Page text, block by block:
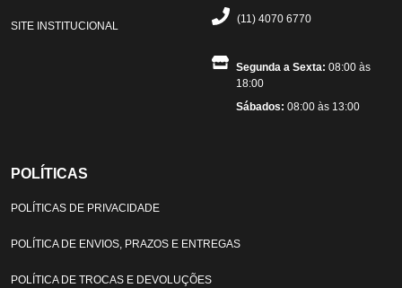
SITE INSTITUCIONAL
(11) 4070 6770
Segunda a Sexta: 08:00 às
18:00
Sábados: 08:00 às 13:00
POLÍTICAS
POLÍTICAS DE PRIVACIDADE
POLÍTICA DE ENVIOS, PRAZOS E ENTREGAS
POLÍTICA DE TROCAS E DEVOLUÇÕES